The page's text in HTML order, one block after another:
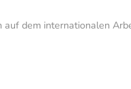
dem internationalen